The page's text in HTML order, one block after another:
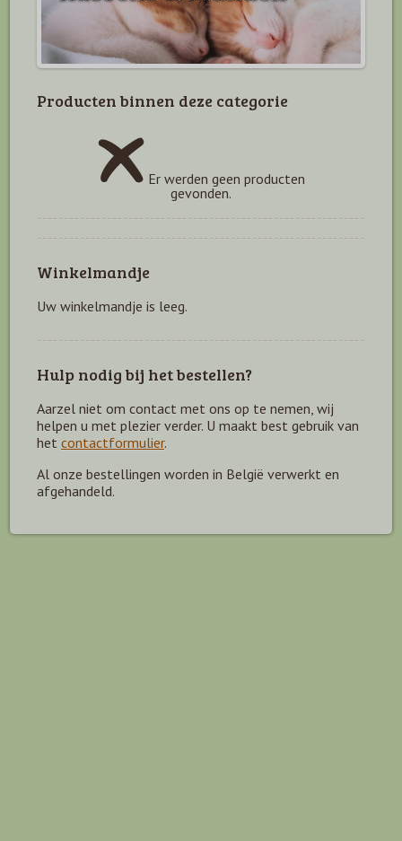
Producten binnen deze categorie
Er werden geen producten
gevonden.
Winkelmandje
Uw winkelmandje is leeg.
Hulp nodig bij het bestellen?
Aarzel niet om contact met ons op te nemen, wij
helpen u met plezier verder. U maakt best gebruik van
het contactformulier.
Al onze bestellingen worden in België verwerkt en
afgehandeld.